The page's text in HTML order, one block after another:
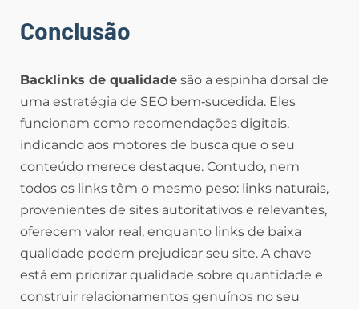
Conclusão
Backlinks de qualidade são a espinha dorsal de
uma estratégia de SEO bem‑sucedida. Eles
funcionam como recomendações digitais,
indicando aos motores de busca que o seu
conteúdo merece destaque. Contudo, nem
todos os links têm o mesmo peso: links naturais,
provenientes de sites autoritativos e relevantes,
oferecem valor real, enquanto links de baixa
qualidade podem prejudicar seu site. A chave
está em priorizar qualidade sobre quantidade e
construir relacionamentos genuínos no seu